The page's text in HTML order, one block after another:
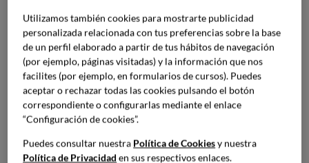
Con varias décadas a sus espaldas,nació como una
respuesta a la rigidez de la tradición y ha ido
evolucionando de la mano de la ciencia y la tecnología
Ferran Adrià fue uno de sus impulsores, pero con el paso
de los años ha seguido evolucionando hasta los
laboratorios gastronómicos actuales. Además,ya no se la
considera una excentricidad
emocionar, provocar y contar historiasa través de los
Utilizamos también cookies para mostrarte publicidad
personalizada relacionada con tus preferencias sobre la base
de un perfil elaborado a partir de tus hábitos de navegación
(por ejemplo, páginas visitadas) y la información que nos
facilites (por ejemplo, en formularios de cursos). Puedes
aceptar o rechazar todas las cookies pulsando el botón
correspondiente o configurarlas mediante el enlace
“Configuración de cookies”.
Puedes consultar nuestra Política de Cookiesy nuestra
Política de Privacidad en sus respectivos enlaces.